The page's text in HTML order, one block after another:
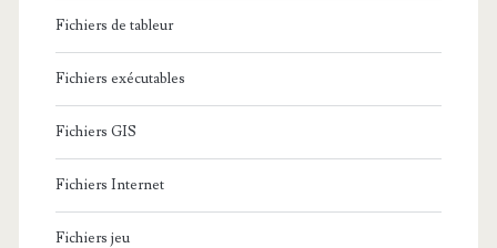
Fichiers de tableur
Fichiers exécutables
Fichiers GIS
Fichiers Internet
Fichiers jeu